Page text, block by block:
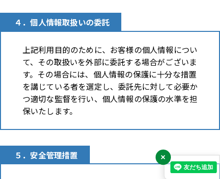
４．個人情報取扱いの委託
上記利用目的のために、お客様の個人情報につい
て、その取扱いを外部に委託する場合がございま
す。その場合には、個人情報の保護に十分な措置
を講じている者を選定し、委託先に対して必要か
つ適切な監督を行い、個人情報の保護の水準を担
保いたします。
５．安全管理措置 ×